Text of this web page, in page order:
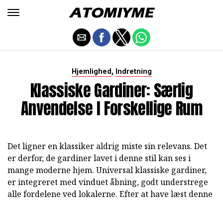
Hjemlighed, Indretning
Klassiske Gardiner: Særlig
Anvendelse I Forskellige Rum
Det ligner en klassiker aldrig miste sin relevans. Det
er derfor, de gardiner lavet i denne stil kan ses i
mange moderne hjem. Universal klassiske gardiner,
er integreret med vinduet åbning, godt understrege
alle fordelene ved lokalerne. Efter at have læst denne